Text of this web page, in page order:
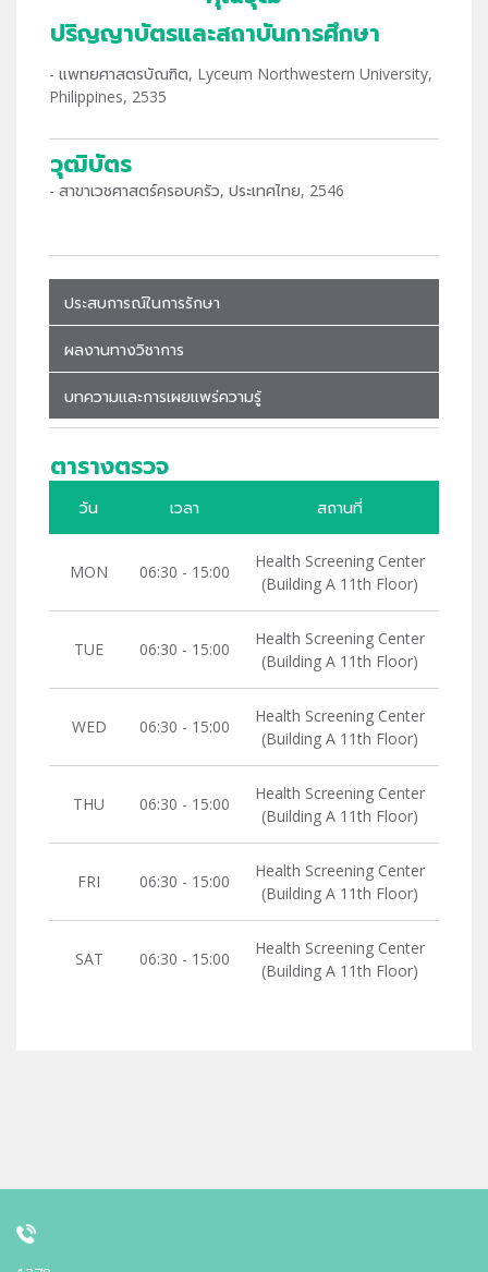
ปริญญาบัตรและสถาบันการศึกษา
- แพทยศาสตรบัณฑิต, Lyceum Northwestern University,
Philippines, 2535
วุฒิบัตร
- สาขาเวชศาสตร์ครอบครัว, ประเทศไทย, 2546
ประสบการณ์ในการรักษา
ผลงานทางวิชาการ
บทความและการเผยแพร่ความรู้
ตารางตรวจ
วัน เวลา สถานที่
MON 06:30 - 15:00
Health Screening Center
(Building A 11th Floor)
TUE 06:30 - 15:00
Health Screening Center
(Building A 11th Floor)
WED 06:30 - 15:00
Health Screening Center
(Building A 11th Floor)
THU 06:30 - 15:00
Health Screening Center
(Building A 11th Floor)
FRI 06:30 - 15:00
Health Screening Center
(Building A 11th Floor)
SAT 06:30 - 15:00
Health Screening Center
(Building A 11th Floor)